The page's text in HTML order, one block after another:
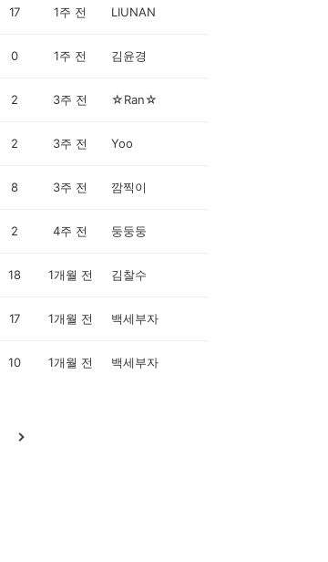
17 1주 전 LIUNAN
0 1주 전 김윤경
2 3주 전 ☆Ran☆
2 3주 전 Yoo
8 3주 전 깜찍이
2 4주 전 둥둥둥
18 1개월 전 김찰수
17 1개월 전 백세부자
10 1개월 전 백세부자